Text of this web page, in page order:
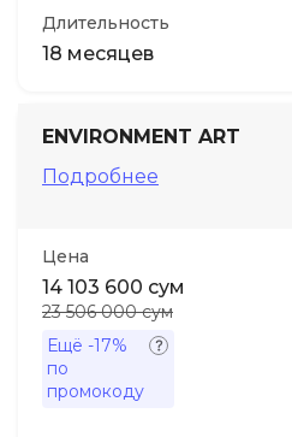
Длительность
18 месяцев
ENVIRONMENT ART
Подробнее
Цена
14 103 600 сум
23 506 000 сум
Ещё -17%
по
промокоду